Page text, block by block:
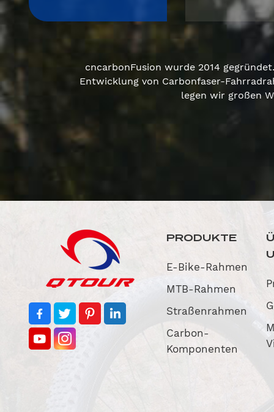
cncarbonFusion wurde 2014
Entwicklung von Carbonfaser-
legen wir großen
PRODUKTE
E-Bike-Rahmen
MTB-Rahmen
Straßenrahmen
Carbon-
Komponenten